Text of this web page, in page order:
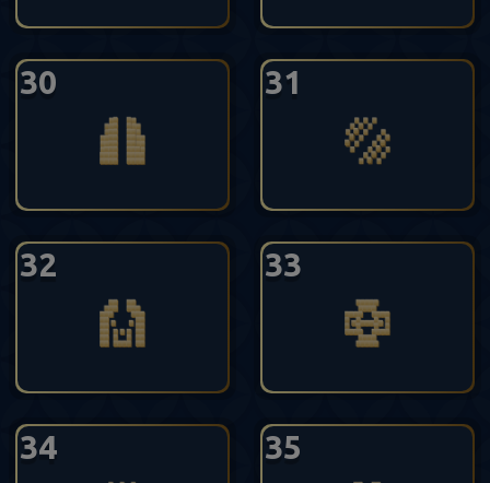
30 31
32 33
34 35